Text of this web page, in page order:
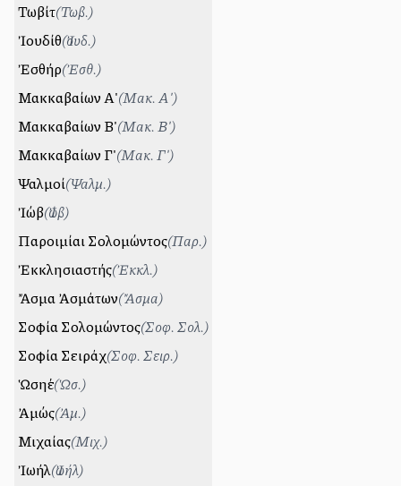
Τωβίτ(Τωβ.)
Ἰουδίθ(Ἰουδ.)
Ἐσθήρ(Ἐσθ.)
Μακκαβαίων Α'(Μακ. Α')
Μακκαβαίων Β'(Μακ. Β')
Μακκαβαίων Γ'(Μακ. Γ')
Ψαλμοί(Ψαλμ.)
Ἰώβ(Ἰώβ)
Παροιμίαι Σολομώντος(Παρ.)
Ἐκκλησιαστής(Ἐκκλ.)
Ἄσμα Ἀσμάτων(Ἄσμα)
Σοφία Σολομώντος(Σοφ. Σολ.)
Σοφία Σειράχ(Σοφ. Σειρ.)
Ὡσηέ(Ὡσ.)
Ἀμώς(Ἀμ.)
Μιχαίας(Μιχ.)
Ἰωήλ(Ἰωήλ)